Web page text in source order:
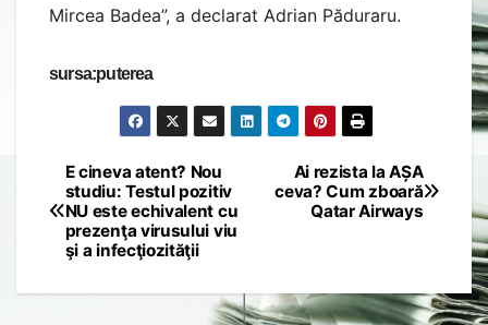
Mircea Badea”, a declarat Adrian Păduraru.
sursa:puterea
Post
navigation
Ai rezista la AȘA
ceva? Cum zboară
Qatar Airways
E cineva atent? Nou
studiu: Testul pozitiv
NU este echivalent cu
prezenţa virusului viu
şi a infecţiozităţii